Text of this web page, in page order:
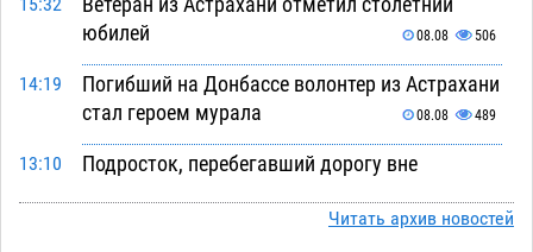
15:32
юбилей
08.08 506
14:19
Погибший на Донбассе волонтер из Астрахани
стал героем мурала
08.08 489
13:10
Подросток, перебегавший дорогу вне
08.08 614
Читать архив новостей